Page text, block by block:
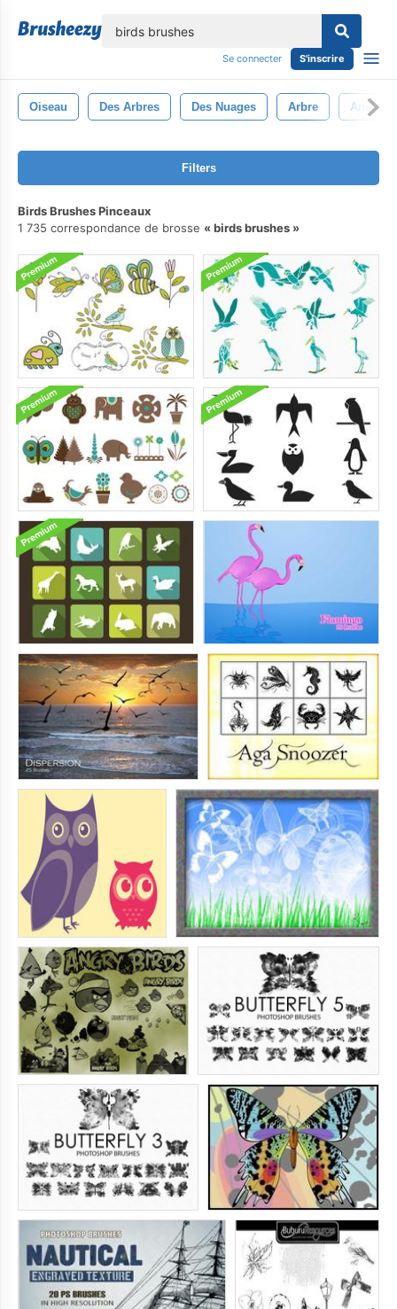
Se connecter S'inscrire
Oiseau Des Arbres Des Nuages Arbre
Filters
Birds Brushes Pinceaux
1 735 correspondance de brosse
birds brushes